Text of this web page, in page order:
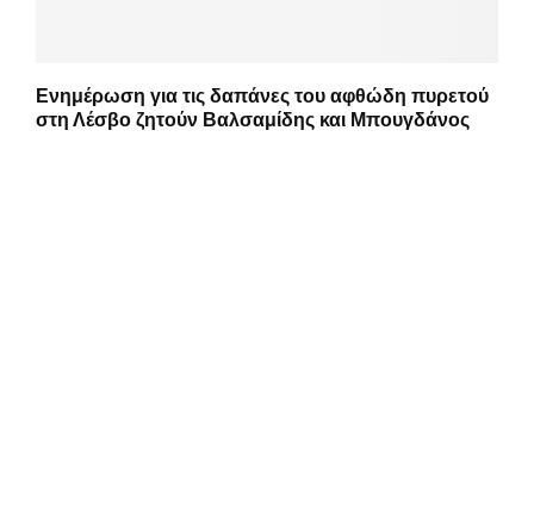
Ενημέρωση για τις δαπάνες του αφθώδη πυρετού
στη Λέσβο ζητούν Βαλσαμίδης και Μπουγδάνος